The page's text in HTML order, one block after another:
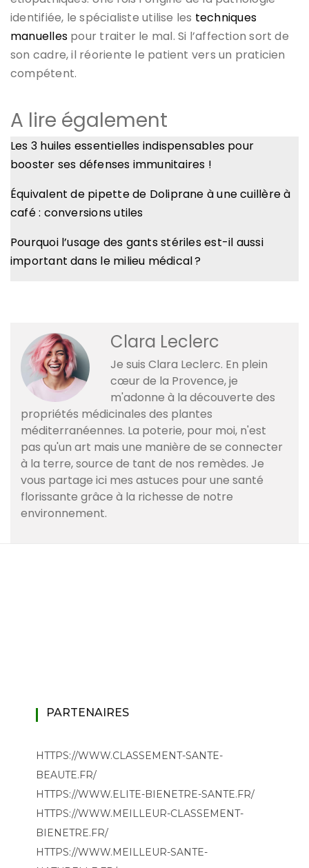
identifiée, le spécialiste utilise les techniques
manuelles pour traiter le mal. Si l’affection sort de
son cadre, il réoriente le patient vers un praticien
compétent.
A lire également
Les 3 huiles essentielles indispensables pour
booster ses défenses immunitaires !
Équivalent de pipette de Doliprane à une cuillère à
café : conversions utiles
Pourquoi l’usage des gants stériles est-il aussi
important dans le milieu médical ?
Clara Leclerc
Je suis Clara Leclerc. En plein
cœur de la Provence, je
m'adonne à la découverte des
propriétés médicinales des plantes
méditerranéennes. La poterie, pour moi, n'est
pas qu'un art mais une manière de se connecter
à la terre, source de tant de nos remèdes. Je
vous partage ici mes astuces pour une santé
florissante grâce à la richesse de notre
environnement.
PARTENAIRES
HTTPS://WWW.CLASSEMENT-SANTE-
BEAUTE.FR/
HTTPS://WWW.ELITE-BIENETRE-SANTE.FR/
HTTPS://WWW.MEILLEUR-CLASSEMENT-
BIENETRE.FR/
HTTPS://WWW.MEILLEUR-SANTE-